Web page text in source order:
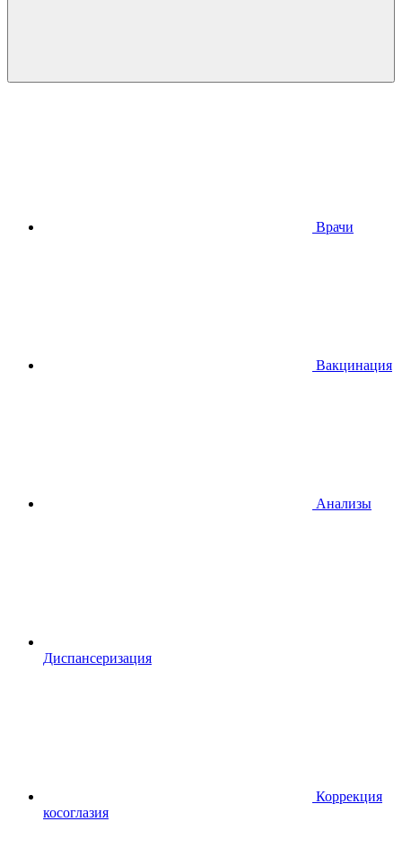
Врачи
Вакцинация
Анализы
Диспансеризация
Коррекция
косоглазия